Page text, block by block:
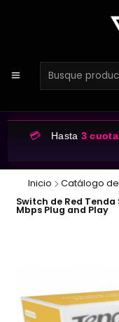
💳 Hasta 3
Inicio Catálogo
Switch de Red Tenda
Mbps Plug and Play